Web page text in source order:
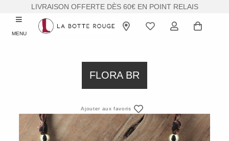
LIVRAISON OFFERTE DÈS 60€ EN POINT RELAIS
MENU
FLORA BR
Ajouter aux favoris